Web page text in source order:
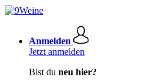
Anmelden
Jetzt anmelden
Bist du neu hier?